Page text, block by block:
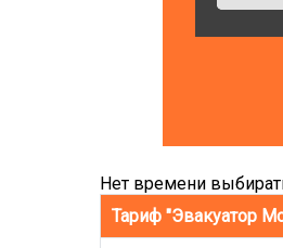
Нет времени
Тариф "Эвакуатор